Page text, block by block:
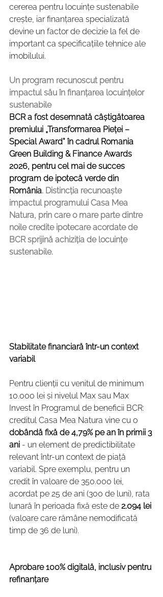
cererea pentru locuințe sustenabile
crește, iar finanțarea specializată
devine un factor de decizie la fel de
important ca specificațiile tehnice ale
imobilului.
Un program recunoscut pentru
impactul său în finanțarea locuințelor
sustenabile
BCR a fost desemnată câștigătoarea
premiului „Transformarea Pieței –
Special Award” în cadrul Romania
Green Building & Finance Awards
2026, pentru cel mai de succes
program de ipotecă verde din
România. Distincția recunoaște
impactul programului Casa Mea
Natura, prin care o mare parte dintre
noile credite ipotecare acordate de
BCR sprijină achiziția de locuințe
sustenabile.
Stabilitate financiară într-un context
variabil
Pentru clienții cu venitul de minimum
10.000 lei și nivelul Max sau Max
Invest în Programul de beneficii BCR:
creditul Casa Mea Natura vine cu o
dobândă fixă de 4,79% pe an în primii 3
ani - un element de predictibilitate
relevant într-un context de piață
variabil. Spre exemplu, pentru un
credit în valoare de 350.000 lei,
acordat pe 25 de ani (300 de luni), rata
lunară în perioada fixă este de 2.094 lei
(valoare care rămâne nemodificată
timp de 36 de luni).
Aprobare 100% digitală, inclusiv pentru
refinanțare